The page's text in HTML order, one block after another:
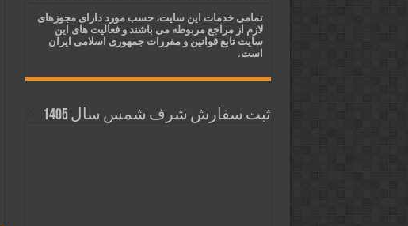
قویترین ذکر استجابت دعا و حاجت روایی |
دعای افزایش رزق و روزی و ثروتمند شدن |
تمامی خدمات این سایت، حسب مورد دارای مجوزهای
لازم از مراجع مربوطه می باشند و فعالیت های این
سایت تابع قوانین و مقررات جمهوری اسلامی ایران
است.
ثبت سفارش شرف شمس سال 1405